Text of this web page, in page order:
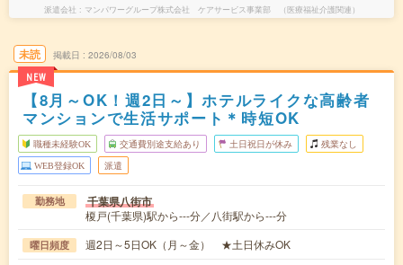
派遣会社 マンパワーグループ株式会社 ケアサービス事業部 （医療福祉介護関連）
未読
NEW
掲載日 2026/08/03
【8月～OK！週2日～】ホテルライクな高齢者
マンションで生活サポート＊時短OK
職種未経験OK 交通費別途支給あり 土日祝日が休み 残業なし
WEB登録OK 派遣
勤務地 千葉県八街市
榎戸(千葉県)駅から---分／八街駅から---分
曜日頻度 週2日～5日OK（月～金） ★土日休みOK